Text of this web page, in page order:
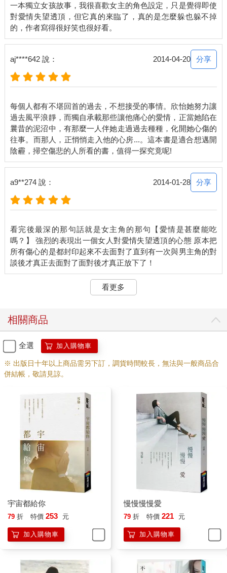
「我帳號能用的話，幹麼用妳的，我也是逼不得已的啊！」
「妳還有臉裝可憐！租書店阿姨一直打來催我，我跟妳說，妳今
天一定要拿去還！」吳小碧吱吱喳喳的聲音吵得我腦缺氧。
「好啦。」我淡淡地回答。
她突然又在電話那頭失控，「好妳個頭，每一次說好結果又拖了
快要一個星期，罰的那些錢都快可以把書買下來了。妳很有錢是
不是？」
如果要認真算，我戶頭裡是有不少錢。
自己一個人都快要忙死了，好不容易今天休假，妳讓我多睡一點
不可以嗎？」
「可以，當然可以，妳現在馬上把漫畫拿去還，回來再看你要睡
多久，我完全不會有意見！」
「好啦好啦好啦！我今天一定會拿去還，我再去瞇一下下喔！
拜！」
「喂！陳欣怡、陳欣……」吳小碧呼喚我的名字都還沒有結束，
我就馬上掛掉電話，拔掉電池，再度鑽進棉被開始睡第二輪。
我已經熬夜了，再沒睡飽，我這三十歲的臉龐馬上就要多兩條皺
紋。
次的教訓提醒了我，大睡之前無論如何都一定要關手機，以免睡
到一半被吵醒。
跳下床三步併兩步地走到浴室，戴上髮帶，再用大夾子把頭髮夾
起來，拿著牙刷擠上牙膏，然後走出來拿起電視搖控器，邊刷牙
邊轉著電視頻道，找著有趣的節目打發時間。
但，還真的沒什麼有趣的節目。
慣，
喝著豆漿，我把丟在一旁的手機電池，物歸原位，打開手機，做
好我可能會接到無數封吳小碧罵我很不要臉、很賤的簡訊，果不
其然，一封又一封的簡訊看得我猛笑，她罵人最凶的詞大概就是
你很賤之類的吧！
喝完豆漿，我帶著笑容回撥電話給她。
電話一接通，我都還沒有開口，吳小碧就說：「妳很賤耶！居然
還給我關機，妳可以再無恥一點，我真的會被妳氣死，人家租書
店就說今天一定要去還，很多人等著要租，我好心打給妳，妳還
給我掛電話，妳是有沒有良心？」
說真的，如果不是擔心吳小碧的聲帶會破損，我真的很樂意聽她
罵我，這大概是現在唯一會讓我覺得溫暖的聲音吧！
「唉唷，我忙到快累死了，好不容易休假，讓我多睡一點嘛，我
等一下就會拿去還了啦！」我打了個哈欠邊回答著。
「妳少在那邊跟我講那些有的沒的，妳今天再不拿去還，下次我
去高雄就直接跟漫畫店老闆刪掉我的帳號，妳以後都別想租
了。」
這句話我不知道聽了幾百萬遍，可是還得要假裝很害怕，「好啦
吳小碧自從和譚宇勝在一起之後，就跟著他東奔西跑，他調回台
我常消遣她，是有沒有這麼愛？目前看起來，是有的。
一本獨立女孩故事，我很喜歡女主的角色設定，只是覺得即使
對愛情失望透頂，但它真的來臨了，真的是怎麼躲也躲不掉
aj****642 說： 2014-04-20 分享
每個人都有不堪回首的過去，不想接受的事情。欣怡她努力讓
過去風平浪靜，而獨自承載那些讓他痛心的愛情，正當她陷在
曩昔的泥沼中，有那麼一人伴她走過過去種種，化開她心傷的
往事。而那人，正悄悄走入他的心房...。這本書是適合想邁開
a9**274 說： 2014-01-28 分享
看完後最深的那句話就是女主角的那句【愛情是甚麼能吃
嗎？】 強烈的表現出一個女人對愛情失望透頂的心態 原本把
所有傷心的是都封印起來不去面對了直到有一次與男主角的對
看更多
相關商品
全選 加入購物車
※ 出版日十年以上商品需另下訂，調貨時間較長，無法與一般商品合
併結帳，敬請見諒。
宇宙都給你
79 折 特價 253 元
加入購物車
慢慢慢慢愛
79 折 特價 221 元
加入購物車